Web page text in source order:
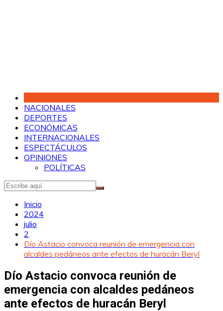
NACIONALES
DEPORTES
ECONÓMICAS
INTERNACIONALES
ESPECTÁCULOS
OPINIONES
POLÍTICAS
Inicio
2024
julio
2
Dío Astacio convoca reunión de emergencia con
alcaldes pedáneos ante efectos de huracán Beryl
Dío Astacio convoca reunión de
emergencia con alcaldes pedáneos
ante efectos de huracán Beryl